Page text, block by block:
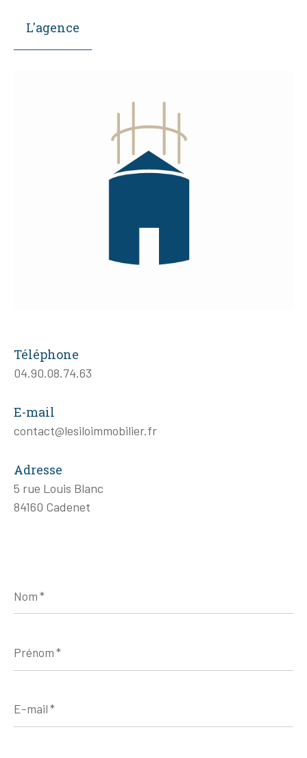
L'agence
Téléphone
04.90.08.74.63
E-mail
contact@lesiloimmobilier.fr
Adresse
5 rue Louis Blanc
84160 Cadenet
*
*
mail
*